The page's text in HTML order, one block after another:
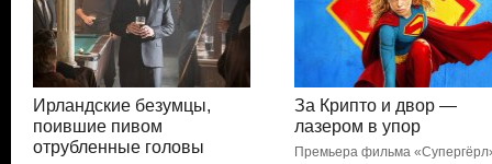
Ирландские безумцы,
поившие пивом
отрубленные головы
За Крипто и двор —
лазером в упор
Премьера фильма